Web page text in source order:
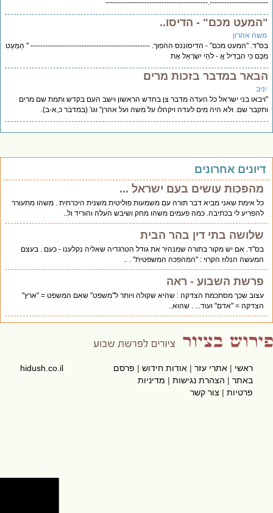
------------------------
מכם" - הדיסו..
אהרון
"המעט מכם" - הדיסוננס ההפוך. ------------------------------------------------- " הַמְעַט
כִּי הִבְדִּיל אֱ - לֹהֵי יִשְׂרָאֵל אֶת
במדבר בזכות מרים
בני ישראל כל העדה מדבר צן בחדש הראשון וישב העם בקדש ותמת שם מרים
שם. ולא היה מים לעדה ויקהלו על משה ועל אהרן" וגו' (במדבר כ,א-ב).
אחרונים
מהפכות עושים בעם ישראל ...
כל אימת שאני מביא דבר תורה עם משמעות פוליטית משנית היכרחית . משהו מתעורר
להפריע לי בכתיבה. כמה פעמים משהו מחק ושיבש העלה והוריד ול..
שלושה בתי דין בהר הבית
בס"ד. אם יש מקור בתורה שמנהיר את גודל הטרגדיה שאליה נקלענו - כעם . בעצם
המעשה הנלוז הקרוי : "המהפכה המשפטית" . ..
פרשת השבוע - ראה
עצוב שכך מסתכמת הצדקה : שהיא שקולה ויותר ל"משפט" שאם המשפט = "ארץ"
הצדקה = "אדם" ועוד... . שהוא..
ראשי|אתרי עזר|אודות חידוש|פרסם
באתר|הצהרת נגישות|מדיניות
פרטיות|צור קשר
hidush.co.il